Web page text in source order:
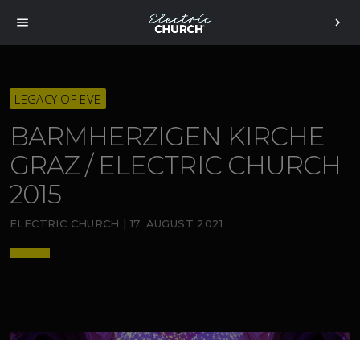
menu chevron_right
LEGACY OF EVE
BARMHERZIGEN KIRCHE
GRAZ / ELECTRIC CHURCH
2015
ELECTRIC CHURCH | 17. AUGUST 2021